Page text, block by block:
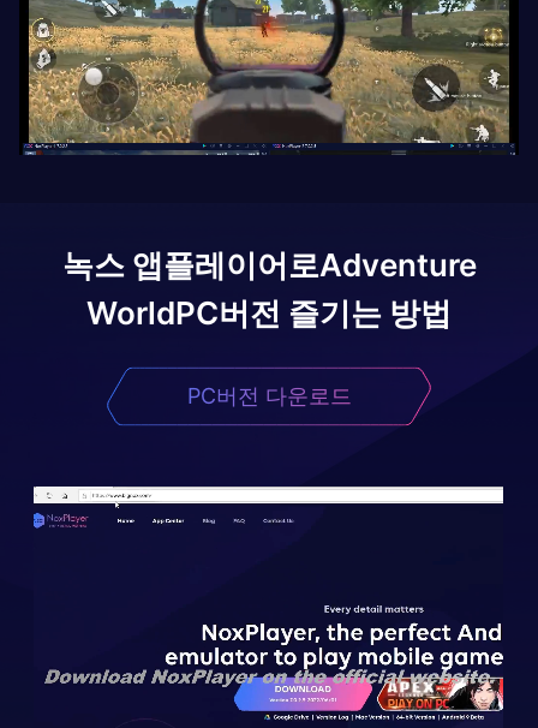
녹스 앱플레이어로Adventure
WorldPC버전 즐기는 방법
PC버전 다운로드